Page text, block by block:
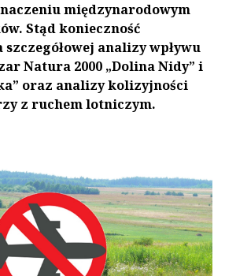
międzynarodowym
Stąd konieczność
analizy wpływu
Natura 2000 „Dolina Nidy” i
oraz analizy kolizyjności
z ruchem lotniczym.